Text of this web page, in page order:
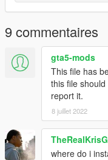
9 commentaires
gta5-mods
This file has
this file
report it.
8 juillet 2022
where do i